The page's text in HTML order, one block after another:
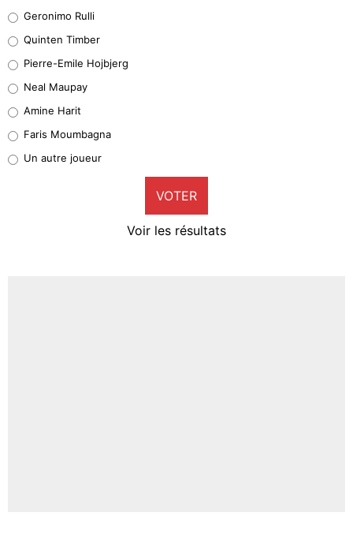
32%
4%
1%
9%
Geronimo Rulli
Quinten Timber
Pierre-Emile Hojbjerg
Neal Maupay
Amine Harit
Faris Moumbagna
Un autre joueur
VOTER
Voir les résultats